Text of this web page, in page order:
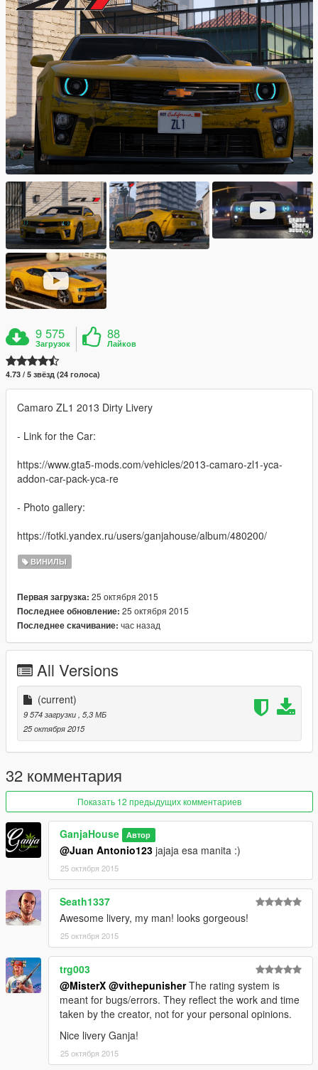
9 575
Загрузок
88
Лайков
4.73 / 5 звёзд (24 голоса)
Camaro ZL1 2013 Dirty Livery
- Link for the Car:
https://www.gta5-mods.com/vehicles/2013-camaro-zl1-yca-
addon-car-pack-yca-re
- Photo gallery:
https://fotki.yandex.ru/users/ganjahouse/album/480200/
ВИНИЛЫ
Первая загрузка: 25 октября 2015
Последнее обновление: 25 октября 2015
Последнее скачивание: час назад
All Versions
(current)
9 574 загрузки , 5,3 МБ
25 октября 2015
32 комментария
Показать 12 предыдущих комментариев
GanjaHouse Автор
@Juan Antonio123 jajaja esa manita :)
25 октября 2015
Seath1337
Awesome livery, my man! looks gorgeous!
25 октября 2015
trg003
@MisterX @vithepunisherThe rating system is
meant for bugs/errors. They reflect the work and time
taken by the creator, not for your personal opinions.
Nice livery Ganja!
25 октября 2015